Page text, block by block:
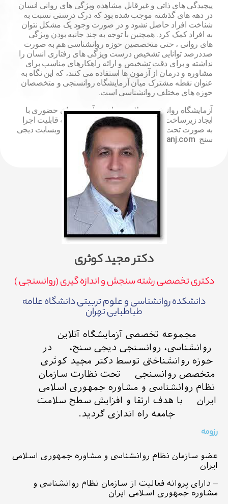
پیچیدگی های ذاتی و غیرقابل مشاهده ویژگی های روانی انسان
در دهه های گذشته موجب شده بود که درک درستی نسبت به
شناخت افراد حاصل نشود و در صورت وجود یک مشکل نتوان
به افراد کمک کرد. همچنین با توجه به چند جانبه بودن ویژگی
های روانی ، حتی متخصصین حوزه روانشناسی هم به صورت
صددرصد توانایی تشخیص درست ویژگی های رفتاری انسان را
نداشته و برای دقت تشخیص و ارائه راهکارهای مناسب برای
مشاوره و درمان از آزمون ها استفاده می کنند، که این نگاه به
عنوان نقطه مشترک میان آزمایشگاه روانسنجی و متخصصان
حوزه های مختلف روانشناسی است.
آزمایشگاه روانسنجی علاوه بر داشتن آزمون های حضوری با
ایجاد زیرساخت خدمات آنلاین ، آزمون هایی را که قابلیت اجرا
به صورت تحت وب دارند، در اختیار متقاضیان در وبسایت دیجی
سنج https://digisanj.com/ قرار داده است.
دکتر مجید کوثری
دکتری تخصصی رشته سنجش و اندازه گيری (روانسنجی )
دانشکده روانشناسی و علوم تربیتی دانشگاه علامه
طباطبایی تهران
مجموعه تخصصی آزمایشگاه آنلاین
روانشناسی، روانسنجی دیجی سنج، در
حوزه روانشناختی توسط دکتر مجید کوثری
متخصص روانسنجی تحت نظارت سازمان
نظام روانشناسی و مشاوره جمهوری اسلامی
ایران با هدف ارتقا و افزایش سطح سلامت
جامعه راه اندازی گردید.
رزومه
عضو سازمان نظام روانشناسی و مشاوره جمهوری اسلامی
ایران
– دارای پروانه فعالیت از سازمان نظام روانشناسی و
مشاوره جمهوری اسلامی ایران